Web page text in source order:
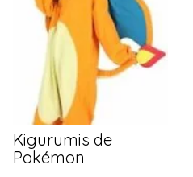
Kigurumis de
Pokémon